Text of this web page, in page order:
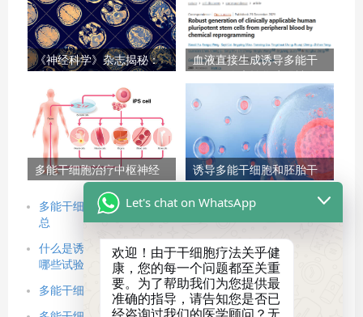
《神经科学》杂志揭秘：
森病的疗效与挑战
血液直接生成诱导多能干
克，北京大学邓宏魁团队
重大突破！
多能干细胞治疗中枢神经
系统疾病的（3大）临床研
究进展
诱导多能干细胞和胚胎干
细胞有什么区别？从来
源、伦理到临床应用的全
多能干细胞治疗效果如何？2025最新临床研究与真实案例汇
总
什么是诱导多能干细胞（iPSC），谁在资助iPSC，正在进行
哪些试验？
多能干细胞治疗全流程攻略：从准备到康复的4步详细指南
Let's chat on WhatsApp
欢迎！由于干细胞疗法关乎健
康，您的每一个问题都至关重
要。为了帮助我们为您提供最
准确的指导，请告知您是否已
经咨询过我们的医学顾问？无